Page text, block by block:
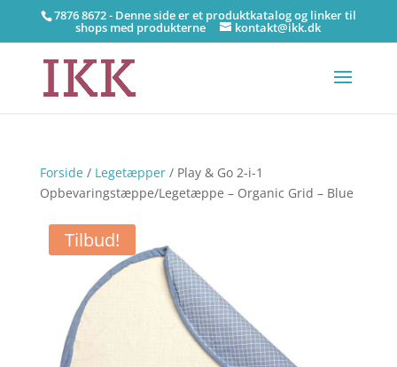
7876 8672 - Denne side er et produktkatalog og linker til
shops med produkterne kontakt@ikk.dk
Forside/ Legetæpper/ Play & Go 2-i-1
Opbevaringstæppe/Legetæppe – Organic Grid – Blue
Tilbud!